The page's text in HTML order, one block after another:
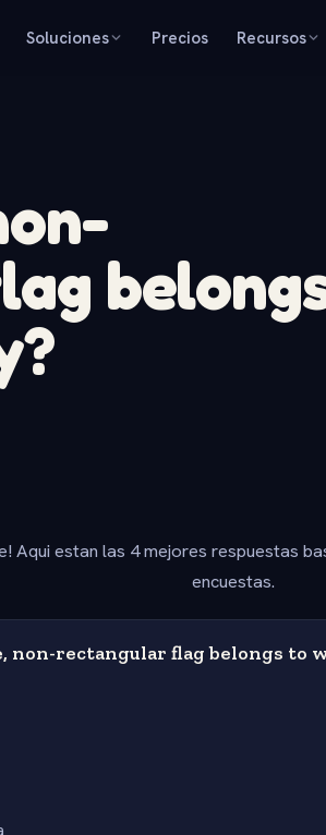
Soluciones Precios Recursos
Aqui estan las 4 mejores respuestas
encuestas.
non-rectangular flag belongs to